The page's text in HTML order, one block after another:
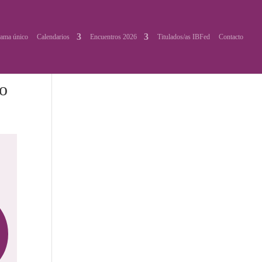
único Calendarios Encuentros 2026 Titulados/as IBFed Contacto